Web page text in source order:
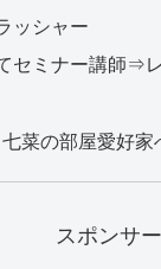
ッシャー
セミナー講師⇒
菜の部屋愛好家
スポンサ